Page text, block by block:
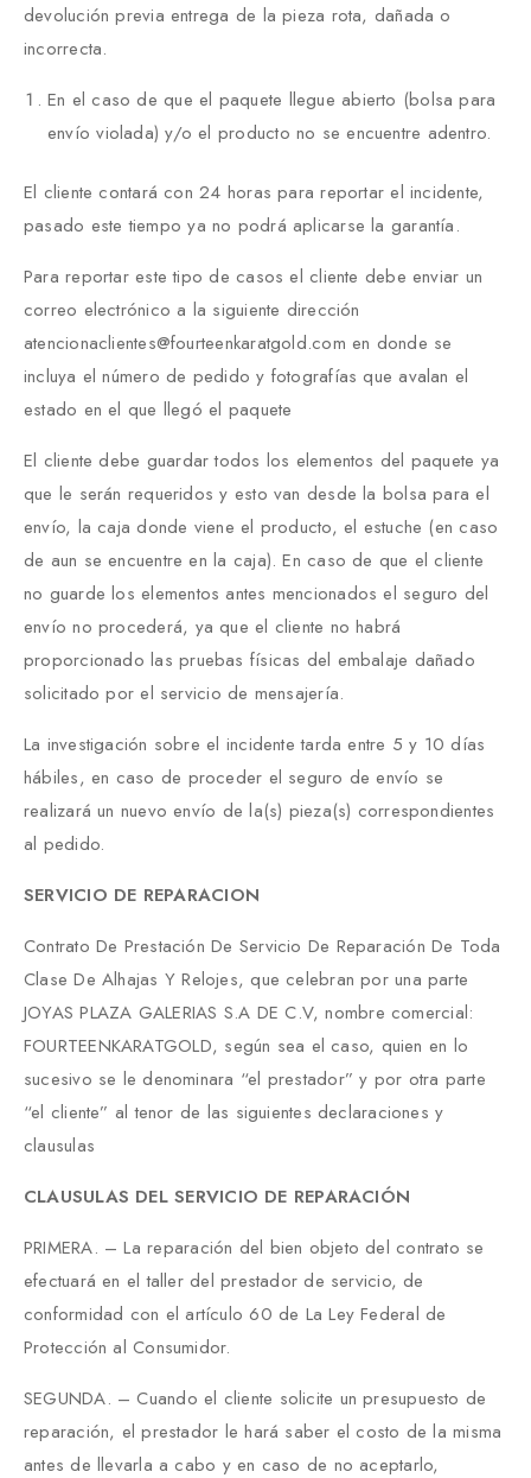
devolución previa entrega de la pieza rota, dañada o
incorrecta.
En el caso de que el paquete llegue abierto (bolsa para
envío violada) y/o el producto no se encuentre adentro.
El cliente contará con 24 horas para reportar el incidente,
pasado este tiempo ya no podrá aplicarse la garantía.
Para reportar este tipo de casos el cliente debe enviar un
correo electrónico a la siguiente dirección
atencionaclientes@fourteenkaratgold.com en donde se
incluya el número de pedido y fotografías que avalan el
estado en el que llegó el paquete
El cliente debe guardar todos los elementos del paquete ya
que le serán requeridos y esto van desde la bolsa para el
envío, la caja donde viene el producto, el estuche (en caso
de aun se encuentre en la caja). En caso de que el cliente
no guarde los elementos antes mencionados el seguro del
envío no procederá, ya que el cliente no habrá
proporcionado las pruebas físicas del embalaje dañado
solicitado por el servicio de mensajería.
La investigación sobre el incidente tarda entre 5 y 10 días
hábiles, en caso de proceder el seguro de envío se
realizará un nuevo envío de la(s) pieza(s) correspondientes
al pedido.
SERVICIO DE REPARACION
Contrato De Prestación De Servicio De Reparación De Toda
Clase De Alhajas Y Relojes, que celebran por una parte
JOYAS PLAZA GALERIAS S.A DE C.V, nombre comercial:
FOURTEENKARATGOLD, según sea el caso, quien en lo
sucesivo se le denominara “el prestador” y por otra parte
“el cliente” al tenor de las siguientes declaraciones y
clausulas
CLAUSULAS DEL SERVICIO DE REPARACIÓN
PRIMERA. – La reparación del bien objeto del contrato se
efectuará en el taller del prestador de servicio, de
conformidad con el artículo 60 de La Ley Federal de
Protección al Consumidor.
SEGUNDA. – Cuando el cliente solicite un presupuesto de
reparación, el prestador le hará saber el costo de la misma
antes de llevarla a cabo y en caso de no aceptarlo,